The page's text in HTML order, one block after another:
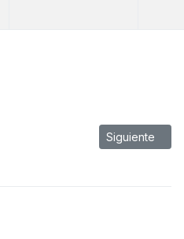
REGISTRO DE DEFUNCIÓN
Artículo
Siguiente